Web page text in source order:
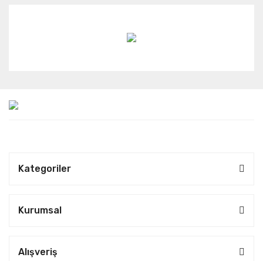
Kategoriler
Kurumsal
Alışveriş